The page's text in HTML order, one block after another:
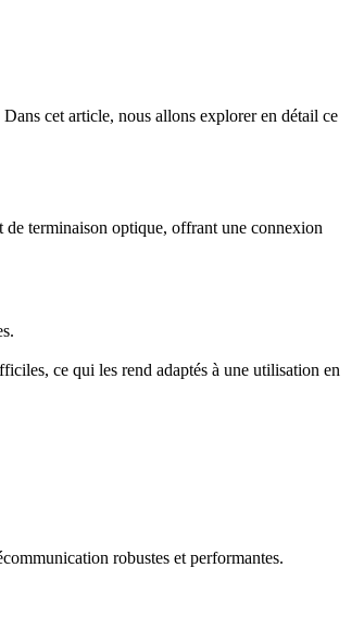
cet article, nous allons explorer en détail ce
terminaison optique, offrant une connexion
ce qui les rend adaptés à une utilisation en
robustes et performantes.